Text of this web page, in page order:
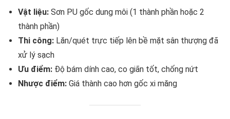
Vật liệu: Sơn PU gốc dung môi (1 thành phần hoặc 2
thành phần)
Thi công: Lăn/quét trực tiếp lên bề mặt sân thượng đã
xử lý sạch
Ưu điểm: Độ bám dính cao, co giãn tốt, chống nứt
Nhược điểm: Giá thành cao hơn gốc xi măng